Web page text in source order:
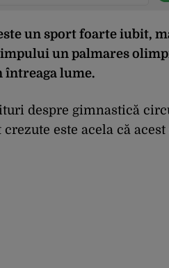
un sport foarte iubit,
un palmares
întreaga lume.
despre gimnastică
este acela că